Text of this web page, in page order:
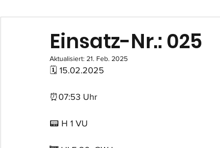
Einsatz-Nr.: 025
Aktualisiert: 21. Feb. 2025
🗓 15.02.2025
⏰07:53 Uhr
📟 H 1 VU